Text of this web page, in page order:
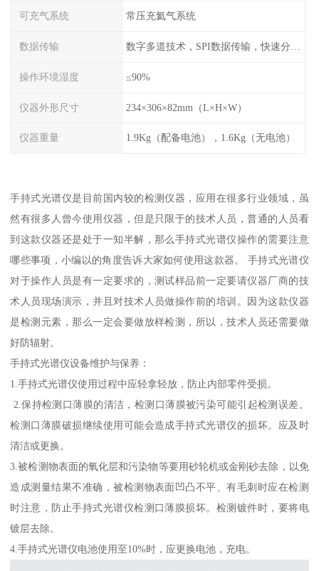
可充气系统 常压充氦气系统
数据传输
操作环境湿度 ≤90%
仪器外形尺寸 234×306×82mm（L×H×W）
仪器重量 1.9Kg（配备电池），1.6Kg（无电池）
手持式光谱仪是目前国内较的检测仪器，应用在很多行业领域，虽
然有很多人曾今使用仪器，但是只限于的技术人员，普通的人员看
到这款仪器还是处于一知半解，那么手持式光谱仪操作的需要注意
哪些事项，小编以的角度告诉大家如何使用这款器。 手持式光谱仪
对于操作人员是有一定要求的，测试样品前一定要请仪器厂商的技
术人员现场演示，并且对技术人员做操作前的培训。因为这款仪器
是检测元素，那么一定会要做放样检测，所以，技术人员还需要做
好防辐射。
手持式光谱仪设备维护与保养：
1.手持式光谱仪使用过程中应轻拿轻放，防止内部零件受损。
2.保持检测口薄膜的清洁，检测口薄膜被污染可能引起检测误差。
检测口薄膜破损继续使用可能会造成手持式光谱仪的损坏。应及时
清洁或更换。
3.被检测物表面的氧化层和污染物等要用砂轮机或金刚砂去除，以免
造成测量结果不准确，被检测物表面凹凸不平、有毛刺时应在检测
时注意，防止手持式光谱仪检测口薄膜损坏。检测镀件时，要将电
镀层去除。
4.手持式光谱仪电池使用至10%时，应更换电池，充电。